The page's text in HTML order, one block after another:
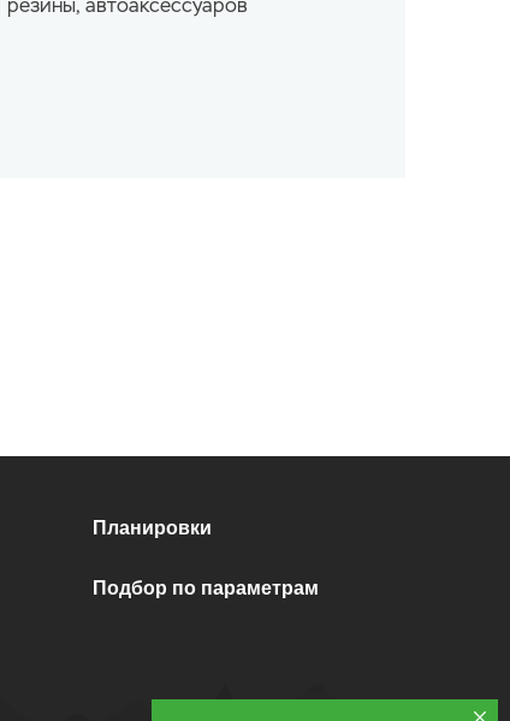
душем, изливом и душевой лейкой.
потолок с светодиодным
карниз для навески штор
автоаксессуаров
Планировки
Подбор по параметрам